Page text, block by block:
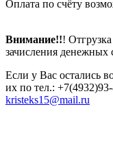
Оплата по счёту
Внимание!!!
зачисления денежных
Если у Вас остались
их по тел.:
kristeks15@mail.ru